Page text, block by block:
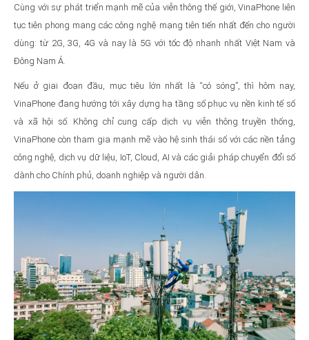
Cùng với sự phát triển mạnh mẽ của viễn thông thế giới, VinaPhone liên
tục tiên phong mang các công nghệ mạng tiên tiến nhất đến cho người
dùng: từ 2G, 3G, 4G và nay là 5G với tốc độ nhanh nhất Việt Nam và
Đông Nam Á.
Nếu ở giai đoạn đầu, mục tiêu lớn nhất là “có sóng”, thì hôm nay,
VinaPhone đang hướng tới xây dựng hạ tầng số phục vụ nền kinh tế số
và xã hội số. Không chỉ cung cấp dịch vụ viễn thông truyền thống,
VinaPhone còn tham gia mạnh mẽ vào hệ sinh thái số với các nền tảng
công nghệ, dịch vụ dữ liệu, IoT, Cloud, AI và các giải pháp chuyển đổi số
dành cho Chính phủ, doanh nghiệp và người dân.